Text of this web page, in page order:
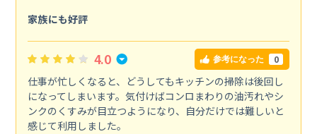
家族にも好評
4.0 参考になった 0
仕事が忙しくなると、どうしてもキッチンの掃除は後回し
になってしまいます。気付けばコンロまわりの油汚れやシ
ンクのくすみが目立つようになり、自分だけでは難しいと
感じて利用しました。